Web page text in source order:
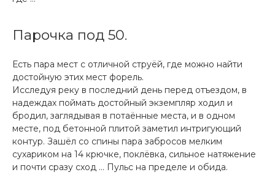
Парочка под 50.
Есть пара мест с отличной струёй, где можно найти
достойную этих мест форель.
Исследуя реку в последний день перед отъездом, в
надеждах поймать достойный экземпляр ходил и
бродил, заглядывая в потаённые места, и в одном
месте, под бетонной плитой заметил интригующий
контур. Зашёл со спины пара забросов мелким
сухариком на 14 крючке, поклёвка, сильное натяжение
и почти сразу сход … Пульс на пределе и обида.